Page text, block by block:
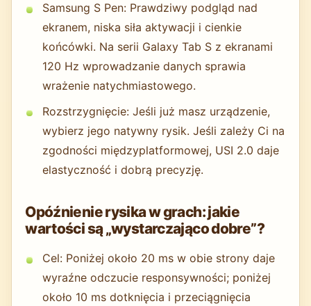
Samsung S Pen: Prawdziwy podgląd nad
ekranem, niska siła aktywacji i cienkie
końcówki. Na serii Galaxy Tab S z ekranami
120 Hz wprowadzanie danych sprawia
wrażenie natychmiastowego.
Rozstrzygnięcie: Jeśli już masz urządzenie,
wybierz jego natywny rysik. Jeśli zależy Ci na
zgodności międzyplatformowej, USI 2.0 daje
elastyczność i dobrą precyzję.
Opóźnienie rysika w grach: jakie
wartości są „wystarczająco dobre”?
Cel: Poniżej około 20 ms w obie strony daje
wyraźne odczucie responsywności; poniżej
około 10 ms dotknięcia i przeciągnięcia